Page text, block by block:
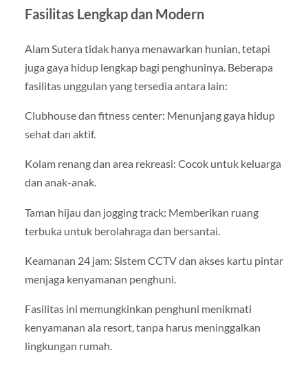
Fasilitas Lengkap dan Modern
Alam Sutera tidak hanya menawarkan hunian, tetapi
juga gaya hidup lengkap bagi penghuninya. Beberapa
fasilitas unggulan yang tersedia antara lain:
Clubhouse dan fitness center: Menunjang gaya hidup
sehat dan aktif.
Kolam renang dan area rekreasi: Cocok untuk keluarga
dan anak-anak.
Taman hijau dan jogging track: Memberikan ruang
terbuka untuk berolahraga dan bersantai.
Keamanan 24 jam: Sistem CCTV dan akses kartu pintar
menjaga kenyamanan penghuni.
Fasilitas ini memungkinkan penghuni menikmati
kenyamanan ala resort, tanpa harus meninggalkan
lingkungan rumah.